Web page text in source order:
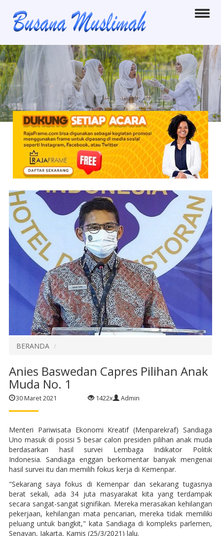
BERANDA
Anies Baswedan Capres Pilihan Anak
Muda No. 1
30 Maret 2021 1422x Admin
Menteri Pariwisata Ekonomi Kreatif (Menparekraf) Sandiaga
Uno masuk di posisi 5 besar calon presiden pilihan anak muda
berdasarkan hasil survei Lembaga Indikator Politik
Indonesia. Sandiaga enggan berkomentar banyak mengenai
hasil survei itu dan memilih fokus kerja di Kemenpar.
"Sekarang saya fokus di Kemenpar dan sekarang tugasnya
berat sekali, ada 34 juta masyarakat kita yang terdampak
secara sangat-sangat signifikan. Mereka merasakan kehilangan
pekerjaan, kehilangan mata pencarian, mereka tidak memiliki
peluang untuk bangkit," kata Sandiaga di kompleks parlemen,
Senayan, Jakarta, Kamis (25/3/2021) lalu.